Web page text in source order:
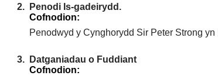
2.
Penodi Is-gadeirydd.
Cofnodion:
Penodwyd y Cynghorydd Sir Peter Strong yn
3.
Datganiadau o Fuddiant
Cofnodion: